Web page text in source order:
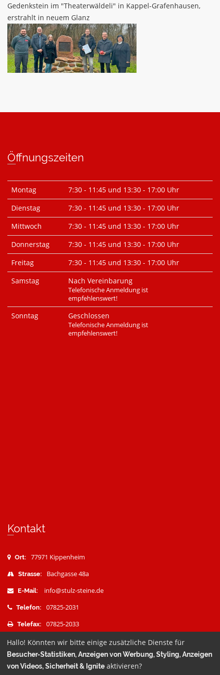
Gedenkstein im "Theaterwäldeli" in Kappel-Grafenhausen,
erstrahlt in neuem Glanz
Öffnungszeiten
Montag
7:30 - 11:45 und 13:30 - 17:00 Uhr
Dienstag
7:30 - 11:45 und 13:30 - 17:00 Uhr
Mittwoch
7:30 - 11:45 und 13:30 - 17:00 Uhr
Donnerstag
7:30 - 11:45 und 13:30 - 17:00 Uhr
Freitag
7:30 - 11:45 und 13:30 - 17:00 Uhr
Samstag
Nach Vereinbarung
Telefonische Anmeldung ist
empfehlenswert!
Sonntag Geschlossen
Telefonische Anmeldung ist
empfehlenswert!
Kontakt
Ort: 77971 Kippenheim
Strasse: Bachgasse 48a
E-Mail: info@stulz-steine.de
Telefon: 07825-2031
Telefax: 07825-2033
Hallo! Könnten wir bitte einige zusätzliche Dienste für
Besucher-Statistiken, Anzeigen von Werbung, Styling, Anzeigen
von Videos, Sicherheit & Ignite aktivieren?